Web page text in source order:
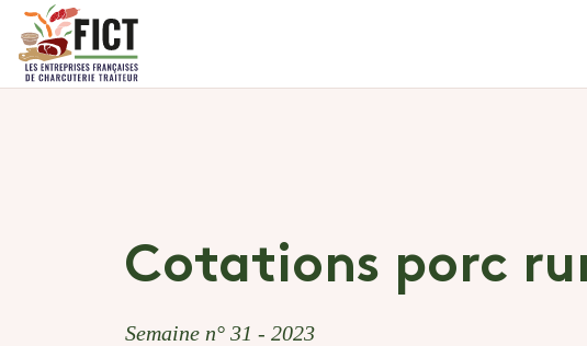
Cotations porc
Semaine n° 31 - 2023